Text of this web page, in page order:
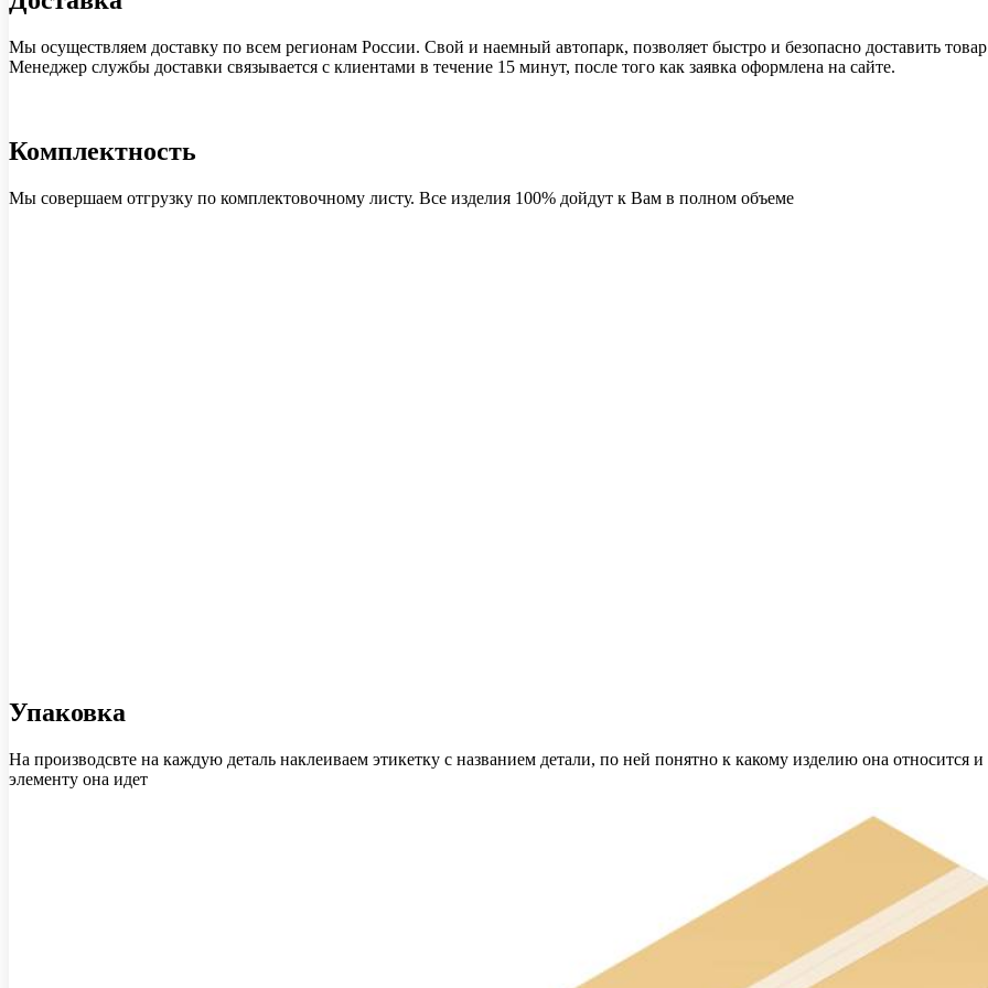
Мы осуществляем доставку по всем регионам России. Свой и наемный автопарк, позволяет быстро и безопасно доставить
Менеджер службы доставки связывается с клиентами в течение 15 минут, после того как заявка оформлена на сайте.
Комплектность
Мы совершаем отгрузку по комплектовочному листу. Все изделия 100% дойдут к Вам в полном объеме
Упаковка
На производсвте на каждую деталь наклеиваем этикетку с названием детали, по ней понятно к какому изделию она относится
элементу она идет